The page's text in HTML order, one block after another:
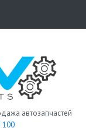
автозапчастей
100